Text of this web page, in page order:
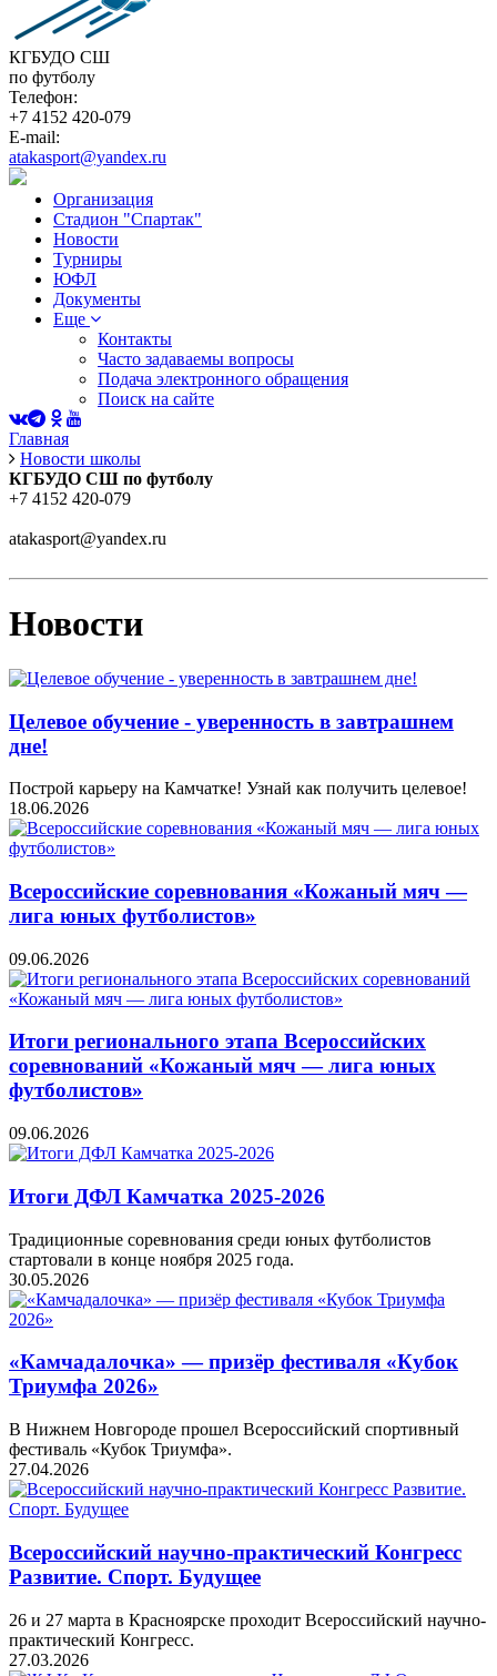
КГБУДО СШ
по футболу
Телефон:
+7 4152 420-079
E-mail:
atakasport@yandex.ru
Организация
Стадион "Спартак"
Новости
Турниры
ЮФЛ
Документы
Еще
Контакты
Часто задаваемы вопросы
Подача электронного обращения
Поиск на сайте
Главная
Новости школы
КГБУДО СШ по футболу
+7 4152 420-079
atakasport@yandex.ru
Новости
Целевое обучение - уверенность в завтрашнем
дне!
Построй карьеру на Камчатке! Узнай как получить целевое!
18.06.2026
Всероссийские соревнования «Кожаный мяч —
лига юных футболистов»
09.06.2026
Итоги регионального этапа Всероссийских
соревнований «Кожаный мяч — лига юных
футболистов»
09.06.2026
Итоги ДФЛ Камчатка 2025-2026
Традиционные соревнования среди юных футболистов
стартовали в конце ноября 2025 года.
30.05.2026
«Камчадалочка» — призёр фестиваля «Кубок
Триумфа 2026»
В Нижнем Новгороде прошел Всероссийский спортивный
фестиваль «Кубок Триумфа».
27.04.2026
Всероссийский научно-практический Конгресс
Развитие. Спорт. Будущее
26 и 27 марта в Красноярске проходит Всероссийский научно-
практический Конгресс.
27.03.2026